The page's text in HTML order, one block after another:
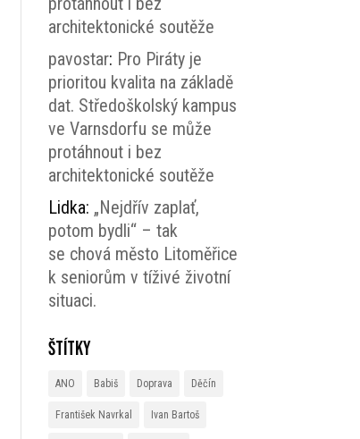
architektonické soutěže
pavostar: Pro Piráty je
prioritou kvalita na základě
dat. Středoškolský kampus
ve Varnsdorfu se může
protáhnout i bez
architektonické soutěže
Lidka: „Nejdřív zaplať,
potom bydli“ – tak
se chová město Litoměřice
k seniorům v tíživé životní
situaci.
Štítky
ANO Babiš Doprava Děčín
František Navrkal Ivan Bartoš